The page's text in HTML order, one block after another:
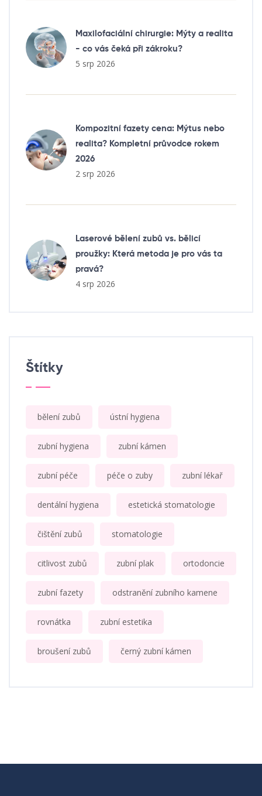
Maxilofaciální chirurgie: Mýty a realita
- co vás čeká při zákroku?
5 srp 2026
Kompozitní fazety cena: Mýtus nebo
realita? Kompletní průvodce rokem
2026
2 srp 2026
Laserové bělení zubů vs. bělicí
proužky: Která metoda je pro vás ta
pravá?
4 srp 2026
Štítky
bělení zubů ústní hygiena
zubní hygiena zubní kámen
zubní péče péče o zuby zubní lékař
dentální hygiena estetická stomatologie
čištění zubů stomatologie
citlivost zubů zubní plak ortodoncie
zubní fazety odstranění zubního kamene
rovnátka zubní estetika
broušení zubů černý zubní kámen